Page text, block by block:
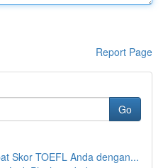
Report Page
Go
Skor TOEFL Anda dengan...